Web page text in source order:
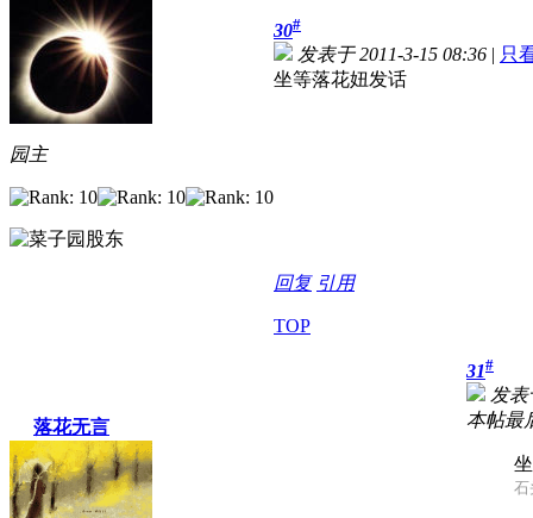
园主
30#
发表于 2011-3-15 08:36 | 只
坐等落花妞发话
回复 引用
TOP
落花无言
31#
发表
本帖最
石